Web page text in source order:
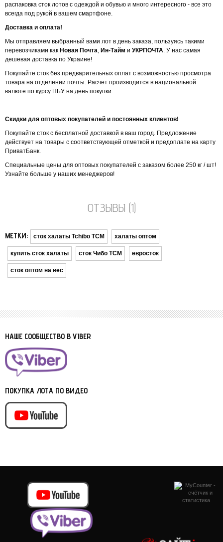
распаковка сток лотов с одеждой и обувью и много интересного - все это
всегда под рукой в вашем смартфоне.
Доставка и оплата!
Мы отправляем выбранный вами лот в день заказа, пользуясь такими
перевозчиками как Новая Почта, Ин-Тайм и УКРПОЧТА. У нас самая
дешевая доставка по Украине!
Покупайте сток без предварительных оплат с возможностью просмотра
товара на отделении почты. Расчет производится в национальной
валюте по курсу НБУ на день покупки.
Скидки для оптовых покупателей и постоянных клиентов!
Покупайте сток с бесплатной доставкой в ​​ваш город. Предложение
действует на товары с соответствующей отметкой и предоплате на карту
ПриватБанк.
Специальные цены для оптовых покупателей с заказом более 250 кг / шт!
Узнайте больше у наших менеджеров!
ОТЗЫВЫ (1)
МЕТКИ: сток халаты Tchibo TCM халаты оптом
купить сток халаты сток Чибо ТСМ евросток
сток оптом на вес
НАШЕ СООБЩЕСТВО В VIBER
ПОКУПКА ЛОТА ПО ВИДЕО